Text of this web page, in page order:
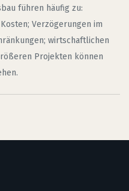
führen häufig zu:
Verzögerungen im
wirtschaftlichen
Projekten können